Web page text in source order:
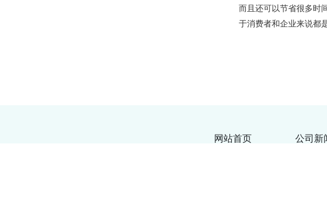
而且还可以节省很多时
于消费者和企业来说都
网站首页 公司新